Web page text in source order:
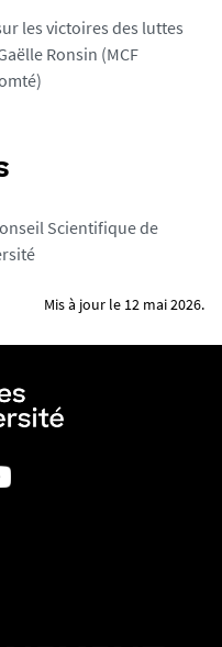
les victoires des luttes
Ronsin (MCF
Scientifique de
Mis à jour le 12 mai 2026.